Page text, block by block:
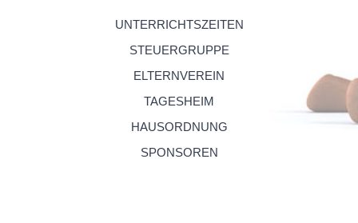
UNTERRICHTSZEITEN
STEUERGRUPPE
ELTERNVEREIN
TAGESHEIM
HAUSORDNUNG
SPONSOREN